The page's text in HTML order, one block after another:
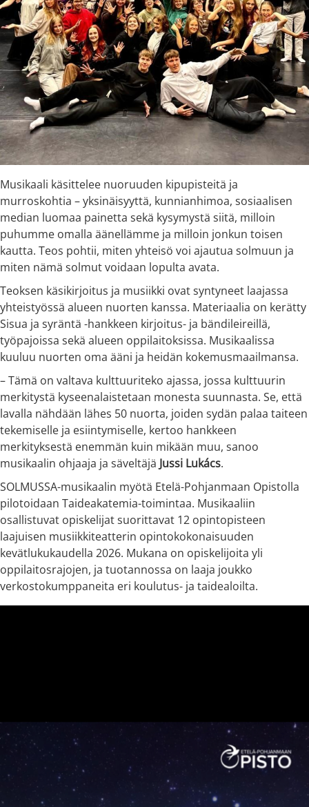
Musikaali käsittelee nuoruuden kipupisteitä ja
murroskohtia – yksinäisyyttä, kunnianhimoa, sosiaalisen
median luomaa painetta sekä kysymystä siitä, milloin
puhumme omalla äänellämme ja milloin jonkun toisen
kautta. Teos pohtii, miten yhteisö voi ajautua solmuun ja
miten nämä solmut voidaan lopulta avata.
Teoksen käsikirjoitus ja musiikki ovat syntyneet laajassa
yhteistyössä alueen nuorten kanssa. Materiaalia on kerätty
Sisua ja syräntä -hankkeen kirjoitus- ja bändileireillä,
työpajoissa sekä alueen oppilaitoksissa. Musikaalissa
kuuluu nuorten oma ääni ja heidän kokemusmaailmansa.
– Tämä on valtava kulttuuriteko ajassa, jossa kulttuurin
merkitystä kyseenalaistetaan monesta suunnasta. Se, että
lavalla nähdään lähes 50 nuorta, joiden sydän palaa taiteen
tekemiselle ja esiintymiselle, kertoo hankkeen
merkityksestä enemmän kuin mikään muu, sanoo
musikaalin ohjaaja ja säveltäjä Jussi Lukács.
SOLMUSSA-musikaalin myötä Etelä-Pohjanmaan Opistolla
pilotoidaan Taideakatemia-toimintaa. Musikaaliin
osallistuvat opiskelijat suorittavat 12 opintopisteen
laajuisen musiikkiteatterin opintokokonaisuuden
kevätlukukaudella 2026. Mukana on opiskelijoita yli
oppilaitosrajojen, ja tuotannossa on laaja joukko
verkostokumppaneita eri koulutus- ja taidealoilta.